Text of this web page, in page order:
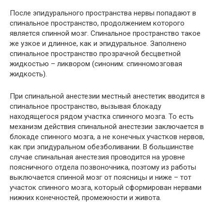
После эпидурального пространства нервы попадают в
спинальное пространство, продолжением которого
является спинной мозг. Спинальное пространство такое
же узкое и длинное, как и эпидуральное. Заполнено
спинальное пространство прозрачной бесцветной
жидкостью – ликвором (синоним: спинномозговая
жидкость).
При спинальной анестезии местный анестетик вводится в
спинальное пространство, вызывая блокаду
находящегося рядом участка спинного мозга. То есть
механизм действия спинальной анестезии заключается в
блокаде спинного мозга, а не конечных участков нервов,
как при эпидуральном обезболивании. В большинстве
случае спинальная анестезия проводится на уровне
поясничного отдела позвоночника, поэтому из работы
выключается спинной мозг от поясницы и ниже – тот
участок спинного мозга, который сформирован нервами
нижних конечностей, промежности и живота.